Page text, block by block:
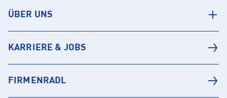
ÜBER UNS
KARRIERE & JOBS
FIRMENRADL